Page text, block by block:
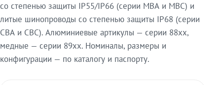
со степенью защиты IP55/IP66 (серии МВА и МВС) и
литые шинопроводы со степенью защиты IP68 (серии
СВА и СВС). Алюминиевые артикулы — серии 88xx,
медные — серии 89xx. Номиналы, размеры и
конфигурации — по каталогу и паспорту.